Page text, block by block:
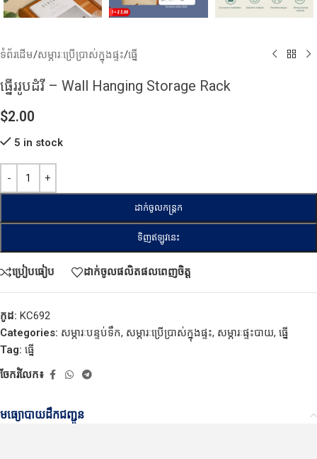
ទំព័រដើម/សម្ភារៈប្រើប្រាស់ក្នុងផ្ទះ/ធ្នើ
ធ្នើររូបដំរី​ – Wall Hanging Storage Rack
$2.00
5 in stock
ដាក់ចូលកន្ត្រក
ទិញឥឡូវនេះ
ប្រៀបធៀប ដាក់ចូលផលិតផលពេញចិត្ត
កូដ: KC692
Categories: សម្ភារៈបន្ទប់ទឹក, សម្ភារៈប្រើប្រាស់ក្នុងផ្ទះ, សម្ភារៈផ្ទះបាយ, ធ្នើ
Tag: ធ្នើ
ចែករំលែក៖
មធ្យោបាយដឹកជញ្ជូន